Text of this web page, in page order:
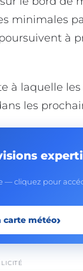
minimales
à
à laquelle
les
cliquez pour
carte météo›